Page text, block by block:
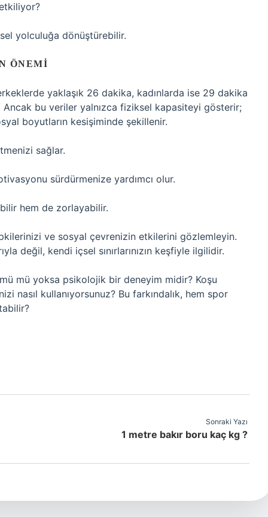
yolculuğa dönüştürebilir.
ÖNEMI
yaklaşık 26 dakika, kadınlarda ise 29 dakika
bu veriler yalnızca fiziksel kapasiteyi gösterir;
boyutların kesişiminde şekillenir.
sağlar.
sürdürmenize yardımcı olur.
hem de zorlayabilir.
ve sosyal çevrenizin etkilerini gözlemleyin.
değil, kendi içsel sınırlarınızın keşfiyle ilgilidir.
mü yoksa psikolojik bir deneyim midir? Koşu
nasıl kullanıyorsunuz? Bu farkındalık, hem spor
Sonraki Yazı
1 metre bakır boru kaç kg ?